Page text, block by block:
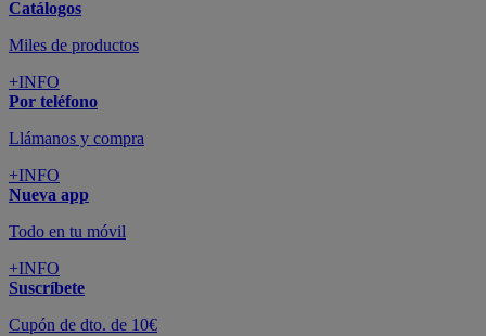
Catálogos
Miles de productos
+INFO
Por teléfono
Llámanos y compra
+INFO
Nueva app
Todo en tu móvil
+INFO
Suscríbete
Cupón de dto. de 10€